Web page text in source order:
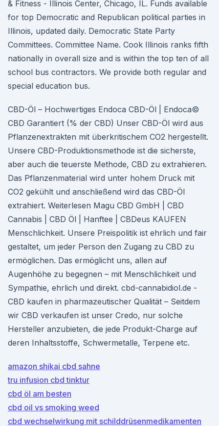
& Fitness - Illinois Center, Chicago, IL. Funds available
for top Democratic and Republican political parties in
Illinois, updated daily. Democratic State Party
Committees. Committee Name. Cook Illinois ranks fifth
nationally in overall size and is within the top ten of all
school bus contractors. We provide both regular and
special education bus.
CBD-Öl – Hochwertiges Endoca CBD-Öl | Endoca©
CBD Garantiert (% der CBD) Unser CBD-Öl wird aus
Pflanzenextrakten mit überkritischem CO2 hergestellt.
Unsere CBD-Produktionsmethode ist die sicherste,
aber auch die teuerste Methode, CBD zu extrahieren.
Das Pflanzenmaterial wird unter hohem Druck mit
CO2 gekühlt und anschließend wird das CBD-Öl
extrahiert. Weiterlesen Magu CBD GmbH | CBD
Cannabis | CBD Öl | Hanftee | CBDeus KAUFEN
Menschlichkeit. Unsere Preispolitik ist ehrlich und fair
gestaltet, um jeder Person den Zugang zu CBD zu
ermöglichen. Das ermöglicht uns, allen auf
Augenhöhe zu begegnen – mit Menschlichkeit und
Sympathie, ehrlich und direkt. cbd-cannabidiol.de -
CBD kaufen in pharmazeutischer Qualität – Seitdem
wir CBD verkaufen ist unser Credo, nur solche
Hersteller anzubieten, die jede Produkt-Charge auf
deren Inhaltsstoffe, Schwermetalle, Terpene etc.
amazon shikai cbd sahne
tru infusion cbd tinktur
cbd öl am besten
cbd oil vs smoking weed
cbd wechselwirkung mit schilddrüsenmedikamenten